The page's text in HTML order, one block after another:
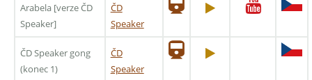
Arabela [verze ČD
Speaker]
ČD
Speaker
ČD Speaker gong
(konec 1)
ČD
Speaker